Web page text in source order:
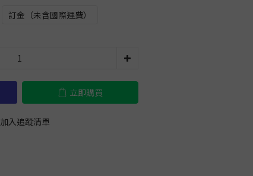
訂金（未含國際運費）
立即購買
加入追蹤清單